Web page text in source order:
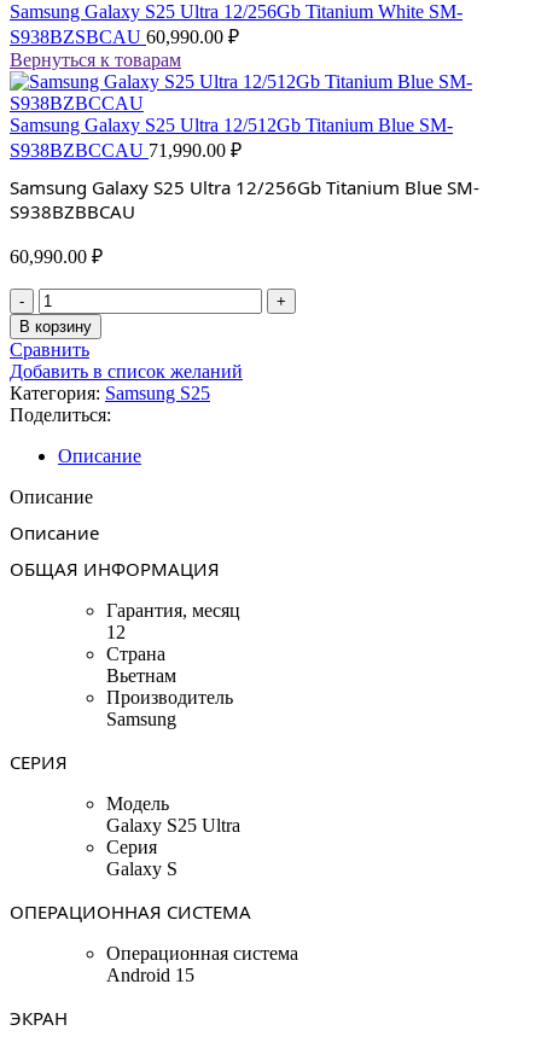
Samsung Galaxy S25 Ultra 12/256Gb Titanium White SM-
S938BZSBCAU 60,990.00 ₽
Вернуться к товарам
Samsung Galaxy S25 Ultra 12/512Gb Titanium Blue SM-
S938BZBCCAU 71,990.00 ₽
Samsung Galaxy S25 Ultra 12/256Gb Titanium Blue SM-
S938BZBBCAU
60,990.00 ₽
Количество
товара
Samsung
Galaxy
S25
Ultra
12/256Gb
Titanium
Blue
SM-
В корзину
Сравнить
Добавить в список желаний
Категория: Samsung S25
Поделиться:
Описание
Описание
Описание
ОБЩАЯ ИНФОРМАЦИЯ
Гарантия, месяц
12
Страна
Вьетнам
Производитель
Samsung
СЕРИЯ
Модель
Galaxy S25 Ultra
Серия
Galaxy S
ОПЕРАЦИОННАЯ СИСТЕМА
Операционная система
Android 15
ЭКРАН